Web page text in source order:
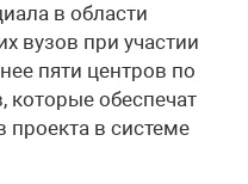
в области
вузов при участии
пяти центров по
которые обеспечат
проекта в системе